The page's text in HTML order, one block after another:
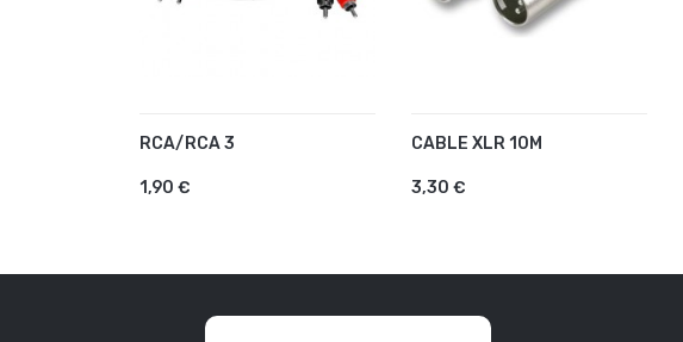
RCA/RCA 3
1,90 €
AJOUTER AU PANIER CABLE XLR 10M
3,30 €
AJOUTER AU PANIER